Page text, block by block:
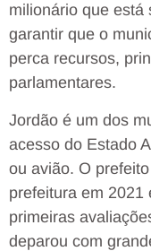
milionário que está
garantir que o
perca recursos,
parlamentares.
Jordão é um dos
acesso do Estado
ou avião. O
prefeitura em 2021
primeiras
deparou com